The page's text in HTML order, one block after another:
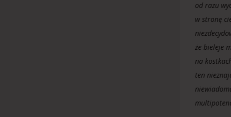
od razu
w stronę
że bieleje
na
ten